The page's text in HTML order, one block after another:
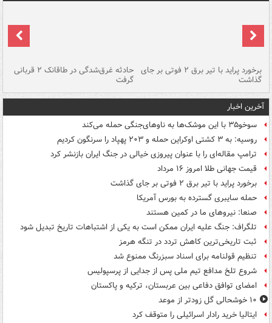
برخورد پراید با تیر برق ۲ فوتی بر جای
گذاشت
حادثه غرق‌شدگی در طاقانک ۲ قربانی
گرفت
آخرین اخبار
سوخو۳۵ با این موشک‌ها به ناوهای‌جنگی حمله می‌کند
روسیه: به ۳ کشتی اوکراین حمله و ۲۰۳ پهپاد را سرنگون کردیم
ترامپ مقاله‌ای را با عنوان پیروزی خیالی در جنگ ایران بازنشر کرد
قیمت جهانی طلا امروز ۱۶ مرداد
برخورد پراید با تیر برق ۲ فوتی بر جای گذاشت
حمله سایبری گسترده به بورس آمریکا
صنعا: نیروهای ما در کمین‌ هستند
تلگراف: جنگ علیه ایران ممکن است به یکی از اشتباهات تاریخ تبدیل شود
ثبت تاریخی‌ترین کاهش تردد در تنگه هرمز
تنظیم قولنامه برای اسناد سبزرنگ ممنوع شد
شروع تلخ مدافع تیم ملی پس از جدایی از پرسپولیس
امضای توافق دفاعی بین عربستان، ترکیه و پاکستان
۱۰ خوشحالی گل زودتر از موعد
ایتالیا خرید رادار اسرائیلی را متوقف کرد